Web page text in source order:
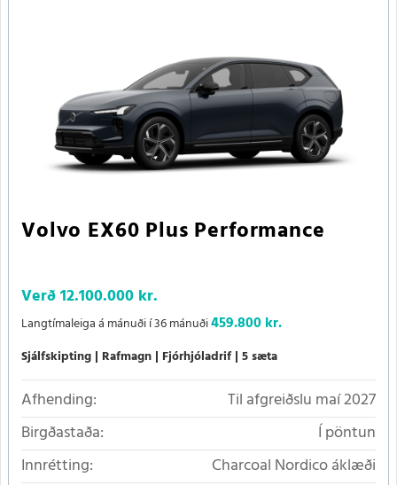
Volvo EX60 Plus Performance
Verð12.100.000 kr.
Langtímaleiga á mánuði í 36 mánuði459.800 kr.
Sjálfskipting Rafmagn Fjórhjóladrif 5 sæta
Afhending:
Til afgreiðslu maí 2027
Birgðastaða:
Í pöntun
Innrétting:
Charcoal Nordico áklæði